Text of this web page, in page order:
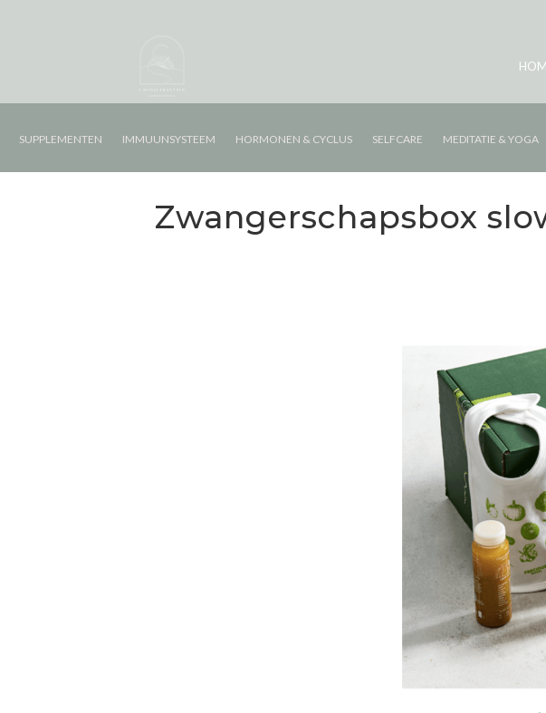
SUPPLEMENTEN IMMUUNSYSTEEM HORMONEN & CYCLUS SELFCARE MEDITATIE & YOGA
Zwangerschapsbox